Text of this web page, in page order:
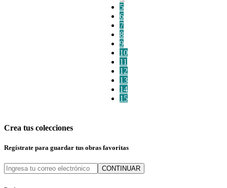
5
6
7
8
9
10
11
12
13
14
15
Crea tus colecciones
Regístrate para guardar tus obras favoritas
CONTINUAR